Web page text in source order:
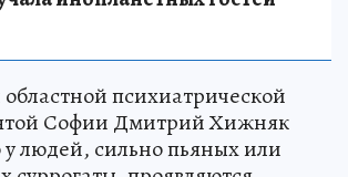
психиатрической
Софии Дмитрий Хижняк
у людей, сильно пьяных или